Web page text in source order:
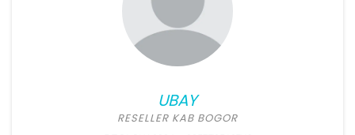
UBAY
RESELLER KAB BOGOR